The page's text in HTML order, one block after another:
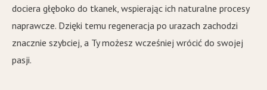
dociera głęboko do tkanek, wspierając ich naturalne procesy
naprawcze. Dzięki temu regeneracja po urazach zachodzi
znacznie szybciej, a Ty możesz wcześniej wrócić do swojej
pasji.